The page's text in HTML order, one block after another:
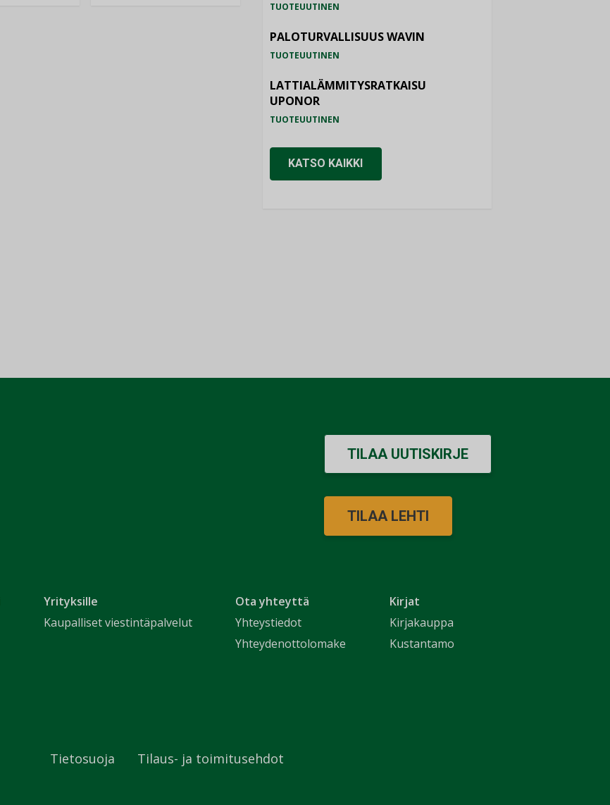
TUOTEUUTINEN
PALOTURVALLISUUS WAVIN
TUOTEUUTINEN
LATTIALÄMMITYSRATKAISU
UPONOR
TUOTEUUTINEN
KATSO KAIKKI
Yrityksille
Kaupalliset viestintäpalvelut
Ota yhteyttä
Yhteystiedot
Yhteydenottolomake
Kirjat
Kirjakauppa
Kustantamo
TILAA UUTISKIRJE
TILAA LEHTI
Tietosuoja Tilaus- ja toimitusehdot